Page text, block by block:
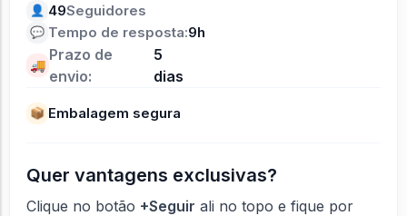
👤 49Seguidores
💬 Tempo de resposta:9h
🚚
Prazo de
envio:
5
dias
📦 Embalagem segura
Quer vantagens exclusivas?
Clique no botão +Seguir ali no topo e fique por